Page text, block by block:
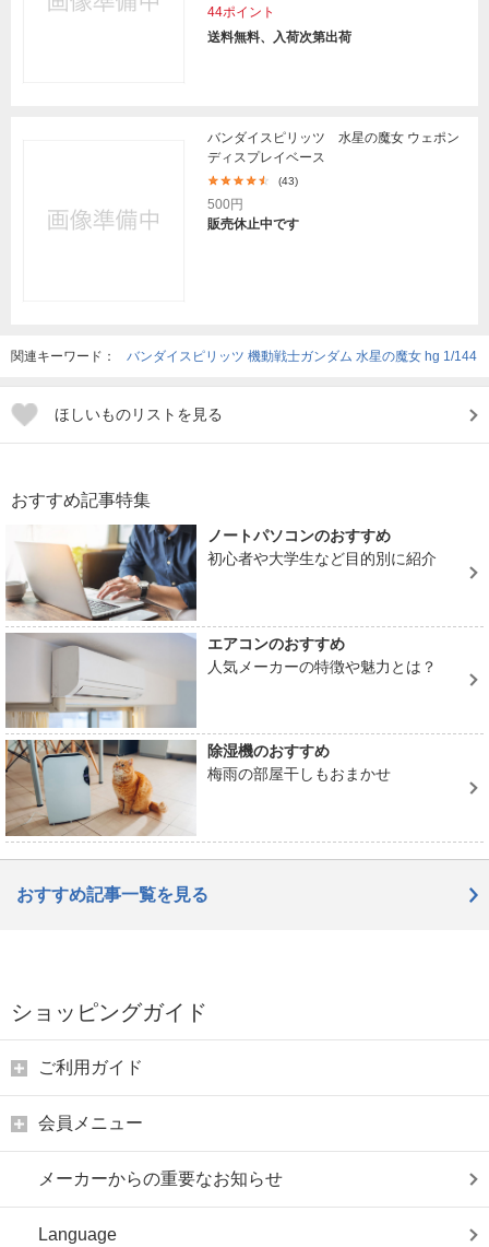
44ポイント
送料無料、入荷次第出荷
バンダイスピリッツ 水星の魔女 ウェポン
ディスプレイベース
(43)
500円
販売休止中です
関連キーワード： バンダイスピリッツ 機動戦士ガンダム 水星の魔女 hg 1/144
ほしいものリストを見る
おすすめ記事特集
ノートパソコンのおすすめ
初心者や大学生など目的別に紹介
エアコンのおすすめ
人気メーカーの特徴や魅力とは？
除湿機のおすすめ
梅雨の部屋干しもおまかせ
おすすめ記事一覧を見る
ショッピングガイド
ご利用ガイド
会員メニュー
メーカーからの重要なお知らせ
Language